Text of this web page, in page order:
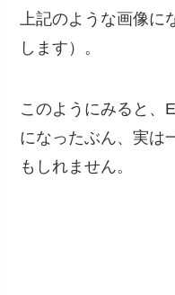
上記のような画像に
します）。
このようにみると、
になったぶん、実は
もしれません。